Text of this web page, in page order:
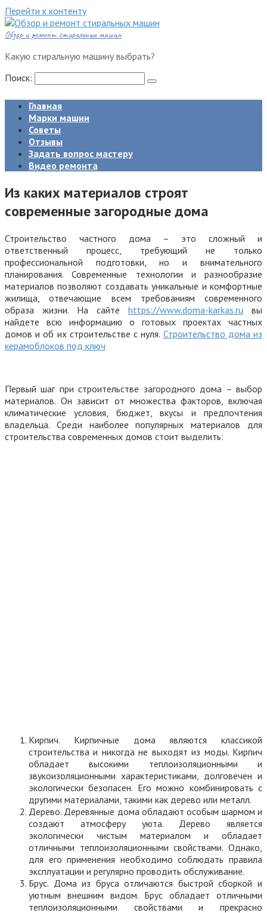
Перейти к контенту
Обзор и ремонт стиральных машин
Какую стиральную машину выбрать?
Поиск:
Главная
Марки машин
Советы
Отзывы
Задать вопрос мастеру
Видео ремонта
Из каких материалов строят
современные загородные дома
Строительство частного дома – это сложный и
ответственный процесс, требующий не только
профессиональной подготовки, но и внимательного
планирования. Современные технологии и разнообразие
материалов позволяют создавать уникальные и комфортные
жилища, отвечающие всем требованиям современного
образа жизни. На сайте https://www.doma-karkas.ru вы
найдете всю информацию о готовых проектах частных
домов и об их строительстве с нуля. Строительство дома из
керамоблоков под ключ
Первый шаг при строительстве загородного дома – выбор
материалов. Он зависит от множества факторов, включая
климатические условия, бюджет, вкусы и предпочтения
владельца. Среди наиболее популярных материалов для
строительства современных домов стоит выделить:
Кирпич. Кирпичные дома являются классикой
строительства и никогда не выходят из моды. Кирпич
обладает высокими теплоизоляционными и
звукоизоляционными характеристиками, долговечен и
экологически безопасен. Его можно комбинировать с
другими материалами, такими как дерево или металл.
Дерево. Деревянные дома обладают особым шармом и
создают атмосферу уюта. Дерево является
экологически чистым материалом и обладает
отличными теплоизоляционными свойствами. Однако,
для его применения необходимо соблюдать правила
эксплуатации и регулярно проводить обслуживание.
Брус. Дома из бруса отличаются быстрой сборкой и
уютным внешним видом. Брус обладает отличными
теплоизоляционными свойствами и прекрасно